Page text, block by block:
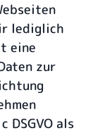
lediglich
eine
zur
als